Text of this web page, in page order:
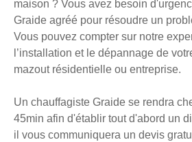
maison ? Vous avez besoin
Graide agréé pour résoudre un
Vous pouvez compter sur notre
l’installation et le dépannage de
mazout résidentielle ou entreprise.
Un chauffagiste Graide se rendra
45min afin d'établir tout d'abord un
il vous communiquera un devis